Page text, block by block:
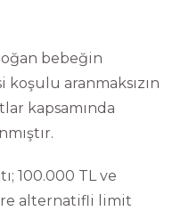
bebeğin
aranmaksızın
kapsamında
100.000 TL ve
alternatifli limit